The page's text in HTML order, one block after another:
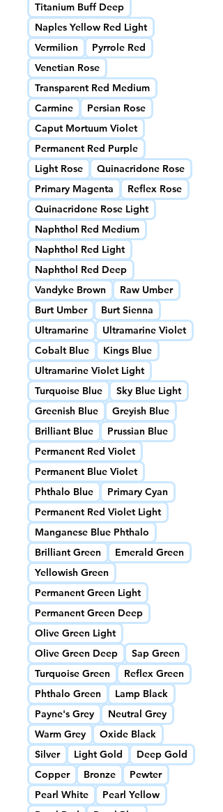
Titanium Buff Deep
Naples Yellow Red Light
Vermilion
Pyrrole Red
Venetian Rose
Transparent Red Medium
Carmine
Persian Rose
Caput Mortuum Violet
Permanent Red Purple
Light Rose
Quinacridone Rose
Primary Magenta
Reflex Rose
Quinacridone Rose Light
Naphthol Red Medium
Naphthol Red Light
Naphthol Red Deep
Vandyke Brown
Raw Umber
Burt Umber
Burt Sienna
Ultramarine
Ultramarine Violet
Cobalt Blue
Kings Blue
Ultramarine Violet Light
Turquoise Blue
Sky Blue Light
Greenish Blue
Greyish Blue
Brilliant Blue
Prussian Blue
Permanent Red Violet
Permanent Blue Violet
Phthalo Blue
Primary Cyan
Permanent Red Violet Light
Manganese Blue Phthalo
Brilliant Green
Emerald Green
Yellowish Green
Permanent Green Light
Permanent Green Deep
Olive Green Light
Olive Green Deep
Sap Green
Turquoise Green
Reflex Green
Phthalo Green
Lamp Black
Payne's Grey
Neutral Grey
Warm Grey
Oxide Black
Silver
Light Gold
Deep Gold
Copper
Bronze
Pewter
Pearl White
Pearl Yellow